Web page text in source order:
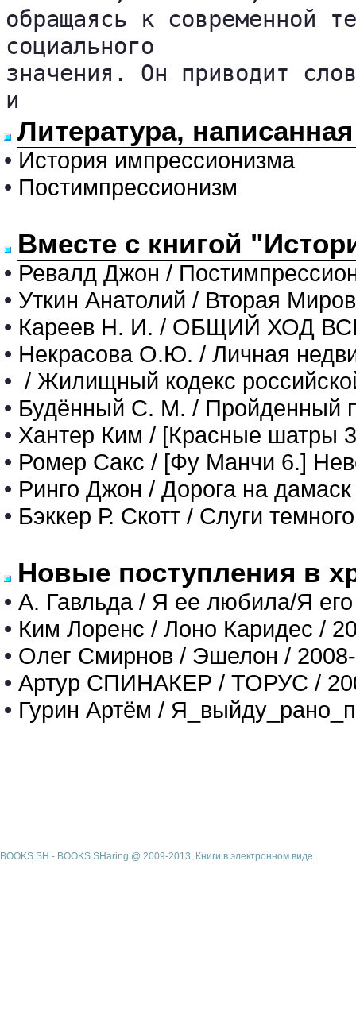
обращаясь к современной
социального
значения. Он приводит
и
Литература,
• История импрессионизма
• Постимпрессионизм
Вместе с книгой
• Ревалд Джон /
• Уткин Анатолий / Вторая
• Кареев Н. И. / ОБЩИЙ ХОД
• Некрасова О.Ю. / Личная
• / Жилищный кодекс
• Будённый С. М. / Пройденный
• Хантер Ким / [Красные шатры
• Ромер Сакс / [Фу Манчи 6.]
• Ринго Джон / Дорога на дамаск
• Бэккер Р. Скотт / Слуги
Новые поступления в
• А. Гавльда / Я ее любила/Я
• Ким Лоренс / Лоно Каридес /
• Олег Смирнов / Эшелон /
• Артур СПИНАКЕР / ТОРУС /
• Гурин Артём /
BOOKS.SH - BOOKS SHaring @ 2009-2013, Книги в электронном виде.